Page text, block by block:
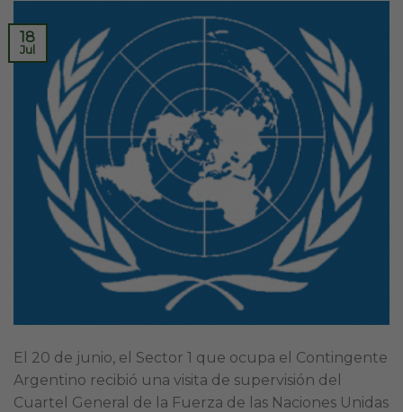
18
Jul
El 20 de junio, el Sector 1 que ocupa el Contingente
Argentino recibió una visita de supervisión del
Cuartel General de la Fuerza de las Naciones Unidas